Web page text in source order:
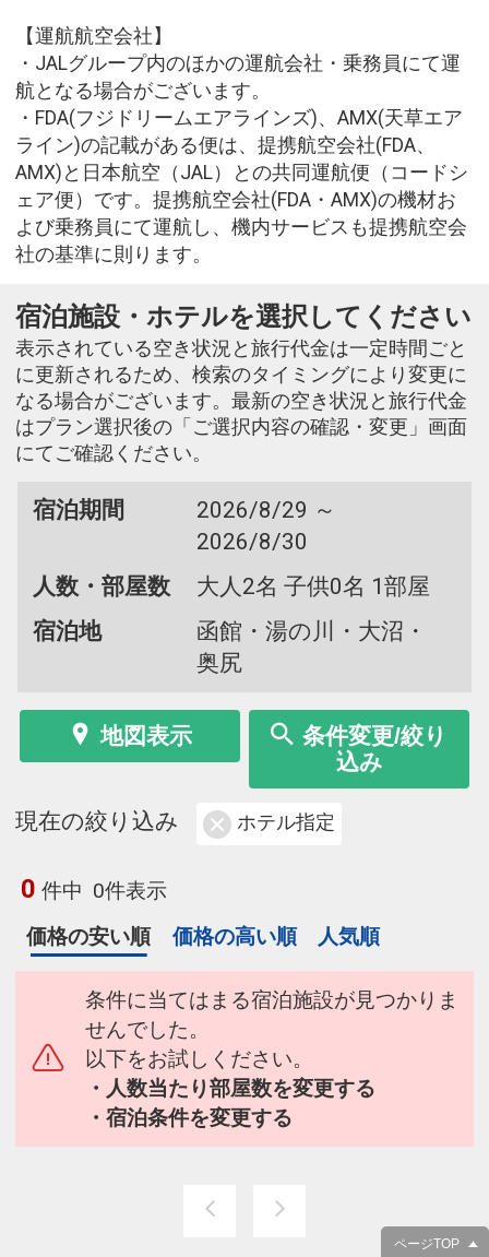
【運航航空会社】
・JALグループ内のほかの運航会社・乗務員にて運
航となる場合がございます。
・FDA(フジドリームエアラインズ)、AMX(天草エア
ライン)の記載がある便は、提携航空会社(FDA、
AMX)と日本航空（JAL）との共同運航便（コードシ
ェア便）です。提携航空会社(FDA・AMX)の機材お
よび乗務員にて運航し、機内サービスも提携航空会
社の基準に則ります。
宿泊施設・ホテルを選択してください
表示されている空き状況と旅行代金は一定時間ごと
に更新されるため、検索のタイミングにより変更に
なる場合がございます。最新の空き状況と旅行代金
はプラン選択後の「ご選択内容の確認・変更」画面
にてご確認ください。
宿泊期間
2026/8/29 ～
2026/8/30
人数・部屋数
大人2名 子供0名 1部屋
宿泊地
函館・湯の川・大沼・
奥尻
地図表示
条件変更/絞り
込み
現在の絞り込み ホテル指定
0 件中 0件表示
価格の安い順
価格の高い順 人気順
条件に当てはまる宿泊施設が見つかりま
せんでした。
以下をお試しください。
・人数当たり部屋数を変更する
・宿泊条件を変更する
ページTOP